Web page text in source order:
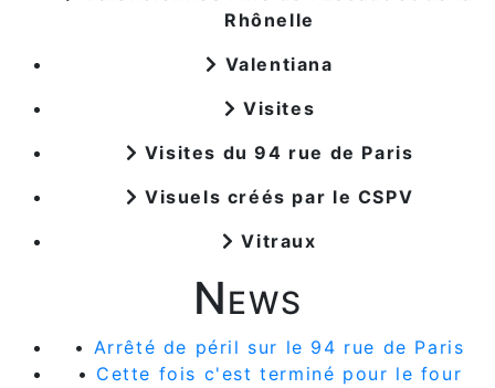
Rhônelle
Valentiana
Visites
Visites du 94 rue de Paris
Visuels créés par le CSPV
Vitraux
News
• Arrêté de péril sur le 94 rue de Paris
• Cette fois c'est terminé pour le four